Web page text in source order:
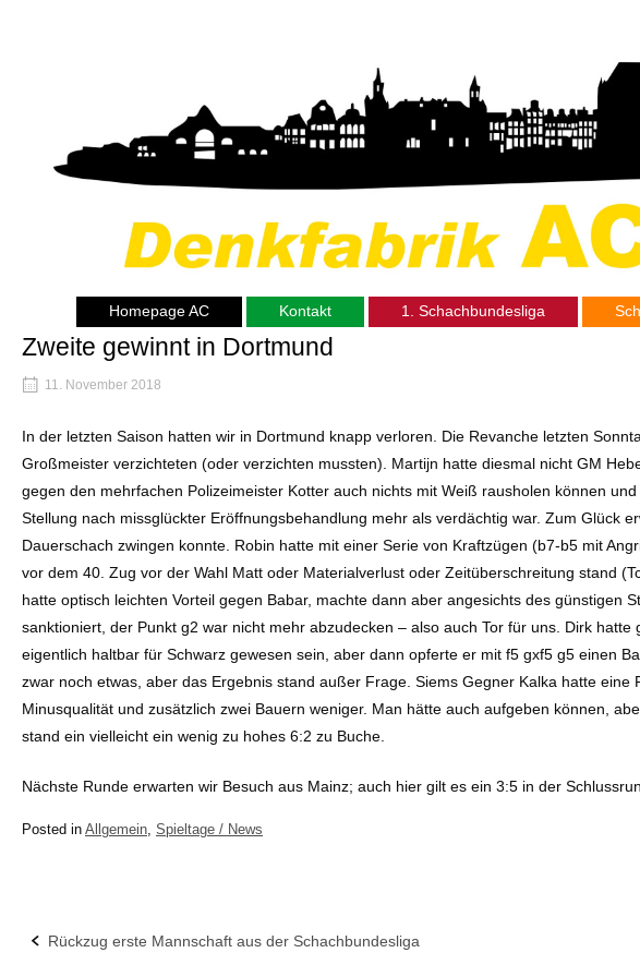
Homepage AC Kontakt 1. Schachbundesliga
Zweite gewinnt in Dortmund
11. November 2018
In der letzten Saison hatten wir in Dortmund knapp verloren. Die Revanche letzten
Großmeister verzichteten (oder verzichten mussten). Martijn hatte diesmal nicht GM
gegen den mehrfachen Polizeimeister Kotter auch nichts mit Weiß rausholen können
Stellung nach missglückter Eröffnungsbehandlung mehr als verdächtig war. Zum Glück
Dauerschach zwingen konnte. Robin hatte mit einer Serie von Kraftzügen (b7-b5 mit
vor dem 40. Zug vor der Wahl Matt oder Materialverlust oder Zeitüberschreitung stand
hatte optisch leichten Vorteil gegen Babar, machte dann aber angesichts des günstigen
sanktioniert, der Punkt g2 war nicht mehr abzudecken – also auch Tor für uns. Dirk
eigentlich haltbar für Schwarz gewesen sein, aber dann opferte er mit f5 gxf5 g5 einen
zwar noch etwas, aber das Ergebnis stand außer Frage. Siems Gegner Kalka hatte
Minusqualität und zusätzlich zwei Bauern weniger. Man hätte auch aufgeben können,
stand ein vielleicht ein wenig zu hohes 6:2 zu Buche.
Nächste Runde erwarten wir Besuch aus Mainz; auch hier gilt es ein 3:5 in der
Posted in Allgemein, Spieltage / News
Post
Rückzug erste Mannschaft aus der Schachbundesliga